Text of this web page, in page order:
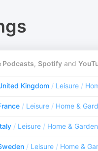
Podcasts, Spotify and
Kingdom / Leisure /
/ Leisure / Home &
/ Leisure / Home & Garden
/ Leisure / Home &